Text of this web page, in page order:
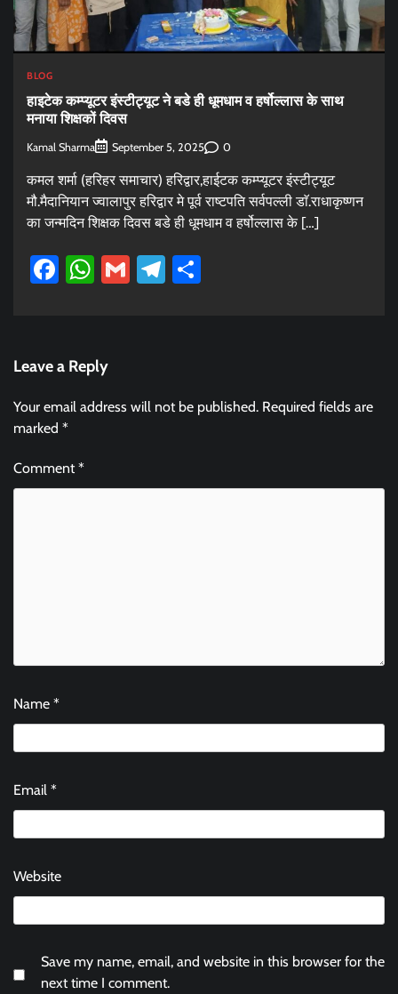
BLOG
हाइटेक कम्प्यूटर इंस्टीट्यूट ने बडे ही धूमधाम व हर्षोल्लास के साथ
मनाया शिक्षकों दिवस
Kamal Sharma September 5, 2025 0
कमल शर्मा (हरिहर समाचार) हरिद्वार,हाईटक कम्प्यूटर इंस्टीट्यूट
मौ.मैदानियान ज्वालापुर हरिद्वार मे पूर्व राष्टपति सर्वपल्ली डाॅ.राधाकृष्णन
का जन्मदिन शिक्षक दिवस बडे ही धूमधाम व हर्षोल्लास के […]
Facebook
WhatsApp
GmailTelegram
Leave a Reply
Your email address will not be published. Required fields are
marked *
Comment*
Name *
Email *
Website
Save my name, email, and website in this browser for the
next time I comment.